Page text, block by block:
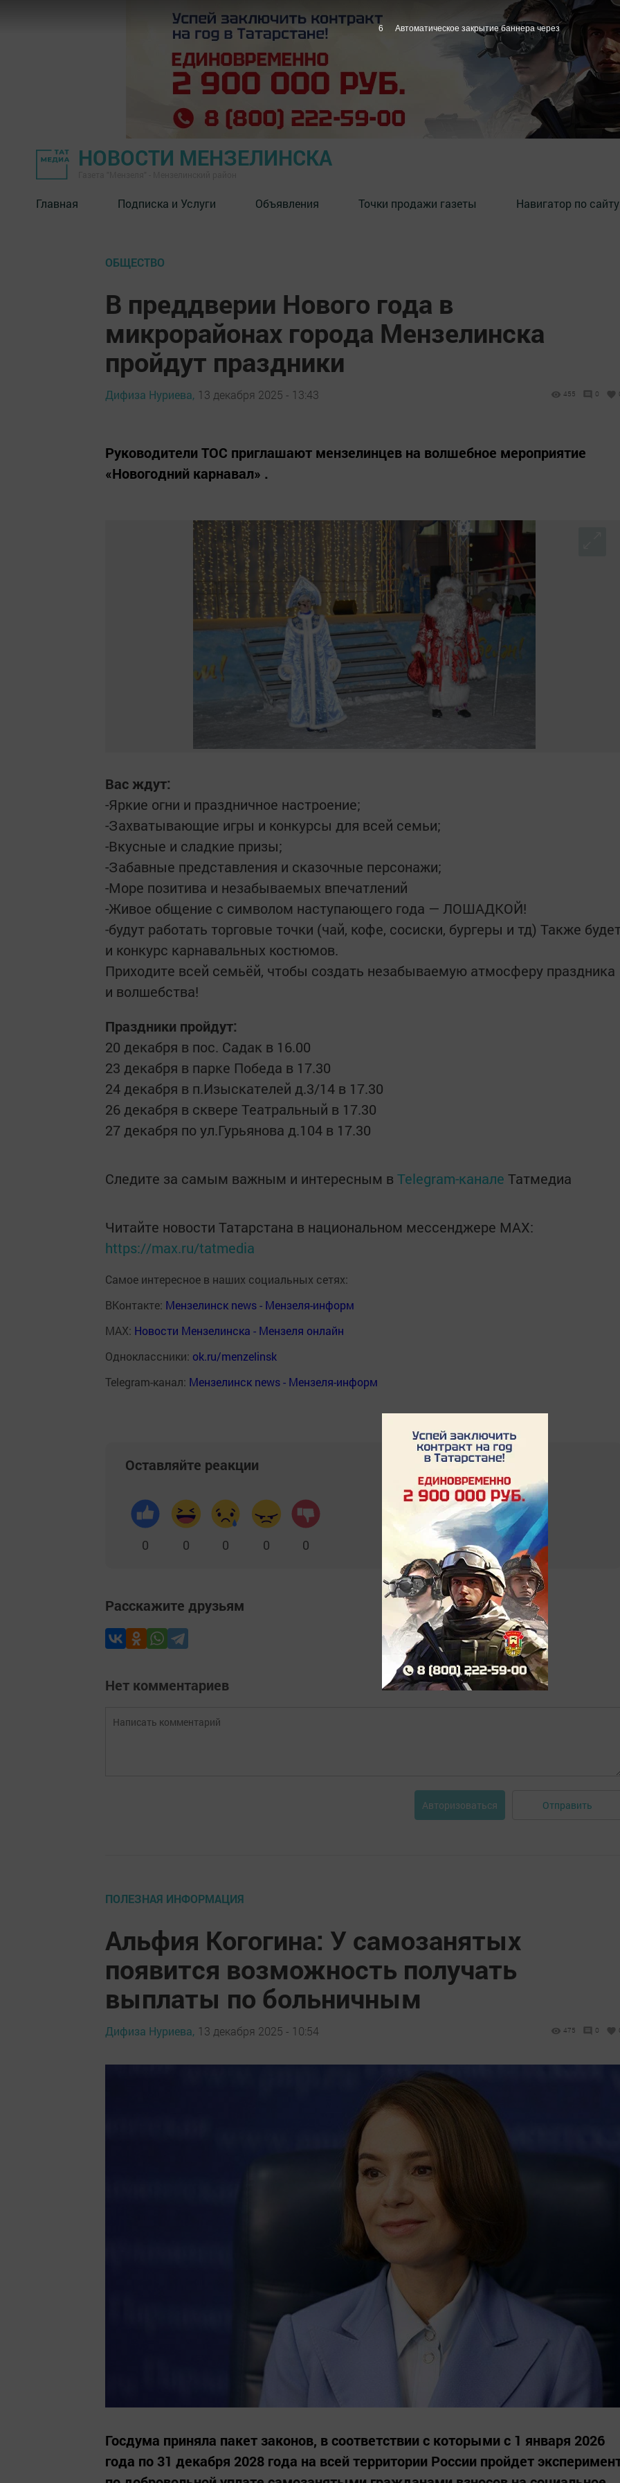
НОВОСТИ МЕНЗЕЛИНСКА
Главная Подписка и Услуги Объявления Точки продажи газеты Навигатор по сайту
ОБЩЕСТВО
В преддверии Нового года в
микрорайонах города Мензелинска
пройдут праздники
Дифиза Нуриева, 13 декабря 2025 - 13:43 455 0
Руководители ТОС приглашают мензелинцев на волшебное мероприятие
«Новогодний карнавал» .
Вас ждут:
-Яркие огни и праздничное настроение;
-Захватывающие игры и конкурсы для всей семьи;
-Вкусные и сладкие призы;
-Забавные представления и сказочные персонажи;
-Море позитива и незабываемых впечатлений
-Живое общение с символом наступающего года — ЛОШАДКОЙ!
-будут работать торговые точки (чай, кофе, сосиски, бургеры и тд) Также
и конкурс карнавальных костюмов.
Приходите всей семьёй, чтобы создать незабываемую атмосферу праздника
и волшебства!
Праздники пройдут:
20 декабря в пос. Садак в 16.00
23 декабря в парке Победа в 17.30
24 декабря в п.Изыскателей д.3/14 в 17.30
26 декабря в сквере Театральный в 17.30
27 декабря по ул.Гурьянова д.104 в 17.30
Следите за самым важным и интересным в Telegram-канале Татмедиа
Читайте новости Татарстана в национальном мессенджере MАХ:
https://max.ru/tatmedia
Самое интересное в наших социальных сетях:
ВКонтакте: Мензелинск news - Мензеля-информ
MAX: Новости Мензелинска - Мензеля онлайн
Одноклассники: ok.ru/menzelinsk
Telegram-канал: Мензелинск news - Мензеля-информ
Оставляйте реакции
0 0 0 0 0
Расскажите друзьям
Нет комментариев
Авторизоваться Отправить
ПОЛЕЗНАЯ ИНФОРМАЦИЯ
Альфия Когогина: У самозанятых
появится возможность получать
выплаты по больничным
Дифиза Нуриева, 13 декабря 2025 - 10:54 475 0
Госдума приняла пакет законов, в соответствии с которыми с 1 января 2026
года по 31 декабря 2028 года на всей территории России пройдет
5 Автоматическое закрытие баннера через